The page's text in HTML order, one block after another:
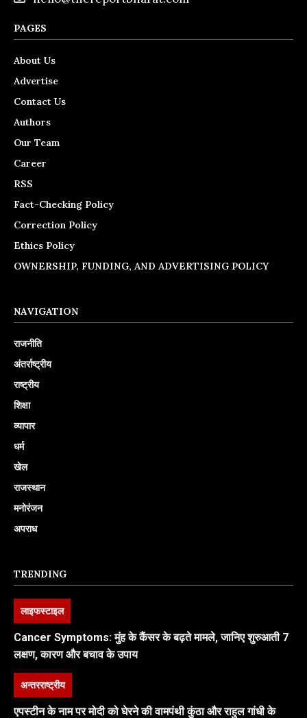
PAGES
About Us
Advertise
Contact Us
Authors
Our Team
Career
RSS
Fact-Checking Policy
Correction Policy
Ethics Policy
OWNERSHIP, FUNDING, AND ADVERTISING POLICY
NAVIGATION
राजनीति
अंतर्राष्ट्रीय
राष्ट्रीय
शिक्षा
व्यापार
धर्म
खेल
राजस्थान
मनोरंजन
अपराध
TRENDING
लाइफस्टाइल
Cancer Symptoms: मुंह के कैंसर के बढ़ते मामले, जानिए शुरुआती 7
लक्षण, कारण और बचाव के उपाय
अन्तरराष्ट्रीय
एपस्टीन के नाम पर मोदी को घेरने की वामपंथी कुंठा और राहुल गांधी के